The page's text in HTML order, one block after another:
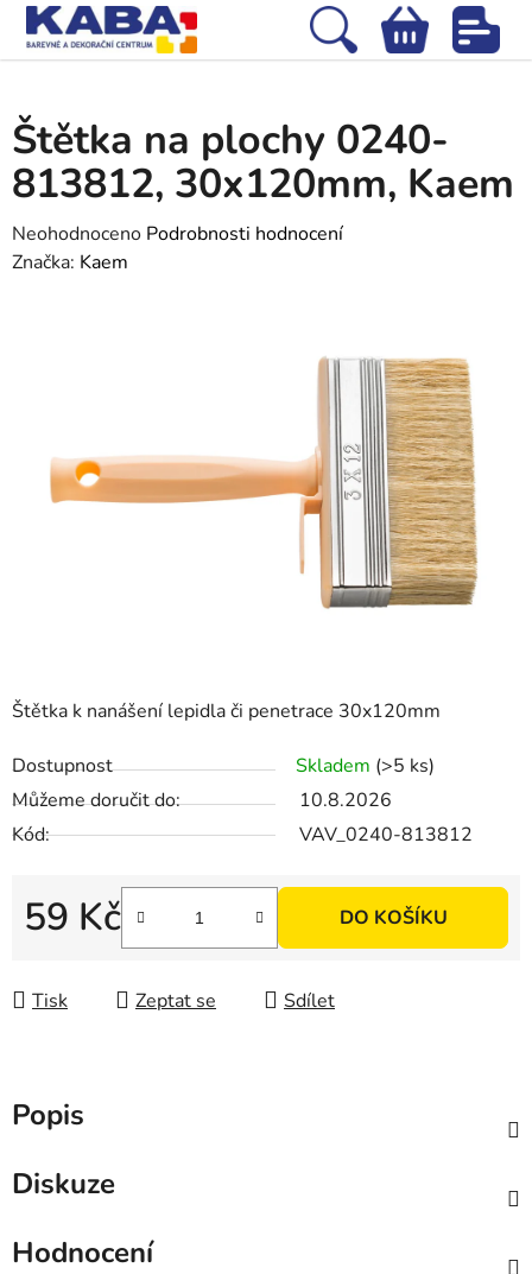
Přejít
obsah
Hledat
NÁKUPNÍ
Štětka k nanášení lepidla či penetrace 30x120mm
Dostupnost Skladem (>5 ks)
Můžeme doručit do:
10.8.2026
Kód:
VAV_0240-813812
59 Kč
Měrná cena:
DO KOŠÍKU
Tisk Zeptat se Sdílet
Štětka na plochy 0240-
813812, 30x120mm, Kaem
Průměrné
hodnocení
Neohodnoceno Podrobnosti hodnocení
Značka: Kaem
Popis
Diskuze
Hodnocení